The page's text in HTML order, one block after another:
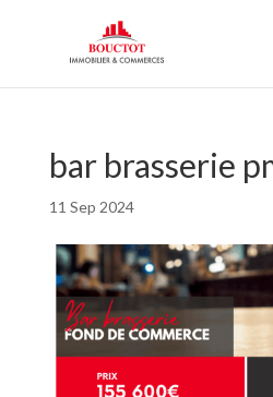
bar brasserie
11 Sep 2024